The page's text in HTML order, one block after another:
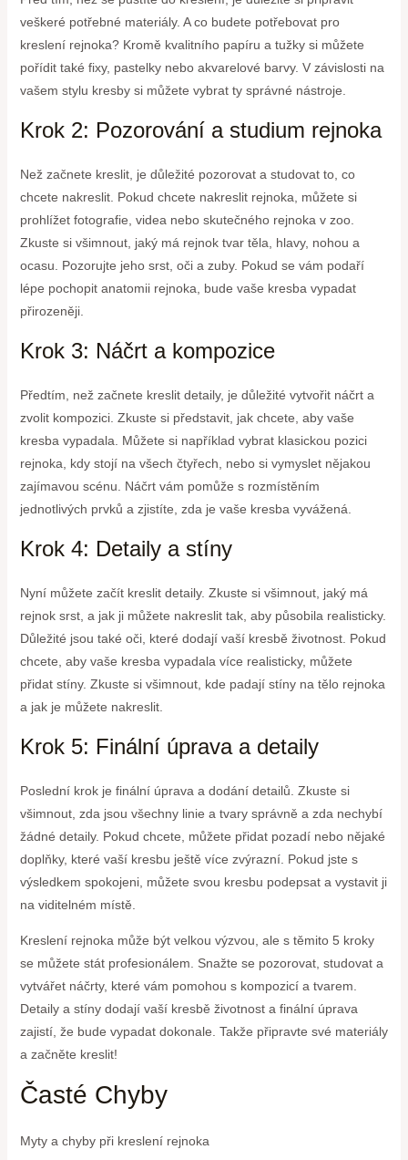
veškeré potřebné materiály. A co budete potřebovat pro
kreslení rejnoka? Kromě kvalitního papíru a tužky si můžete
pořídit také fixy, pastelky nebo akvarelové barvy. V závislosti na
vašem stylu kresby si můžete vybrat ty správné nástroje.
Krok 2: Pozorování a studium rejnoka
Než začnete kreslit, je důležité pozorovat a studovat to, co
chcete nakreslit. Pokud chcete nakreslit rejnoka, můžete si
prohlížet fotografie, videa nebo skutečného rejnoka v zoo.
Zkuste si všimnout, jaký má rejnok tvar těla, hlavy, nohou a
ocasu. Pozorujte jeho srst, oči a zuby. Pokud se vám podaří
lépe pochopit anatomii rejnoka, bude vaše kresba vypadat
přirozeněji.
Krok 3: Náčrt a kompozice
Předtím, než začnete kreslit detaily, je důležité vytvořit náčrt a
zvolit kompozici. Zkuste si představit, jak chcete, aby vaše
kresba vypadala. Můžete si například vybrat klasickou pozici
rejnoka, kdy stojí na všech čtyřech, nebo si vymyslet nějakou
zajímavou scénu. Náčrt vám pomůže s rozmístěním
jednotlivých prvků a zjistíte, zda je vaše kresba vyvážená.
Krok 4: Detaily a stíny
Nyní můžete začít kreslit detaily. Zkuste si všimnout, jaký má
rejnok srst, a jak ji můžete nakreslit tak, aby působila realisticky.
Důležité jsou také oči, které dodají vaší kresbě životnost. Pokud
chcete, aby vaše kresba vypadala více realisticky, můžete
přidat stíny. Zkuste si všimnout, kde padají stíny na tělo rejnoka
a jak je můžete nakreslit.
Krok 5: Finální úprava a detaily
Poslední krok je finální úprava a dodání detailů. Zkuste si
všimnout, zda jsou všechny linie a tvary správně a zda nechybí
žádné detaily. Pokud chcete, můžete přidat pozadí nebo nějaké
doplňky, které vaší kresbu ještě více zvýrazní. Pokud jste s
výsledkem spokojeni, můžete svou kresbu podepsat a vystavit ji
na viditelném místě.
Kreslení rejnoka může být velkou výzvou, ale s těmito 5 kroky
se můžete stát profesionálem. Snažte se pozorovat, studovat a
vytvářet náčrty, které vám pomohou s kompozicí a tvarem.
Detaily a stíny dodají vaší kresbě životnost a finální úprava
zajistí, že bude vypadat dokonale. Takže připravte své materiály
a začněte kreslit!
Časté Chyby
Myty a chyby při kreslení rejnoka